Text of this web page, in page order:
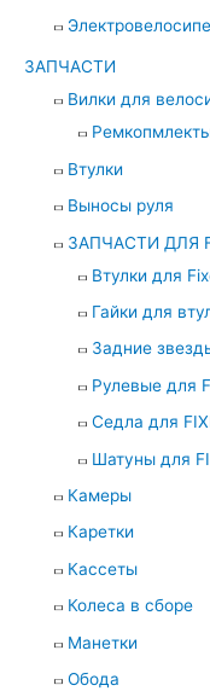
ЗАПЧАСТИ
Вилки для
Втулки
Выносы руля
ЗАПЧАСТИ ДЛЯ
Втулки для
Гайки для
Задние
Рулевые для
Седла для
Шатуны для
Камеры
Каретки
Кассеты
Колеса в сборе
Манетки
Обода